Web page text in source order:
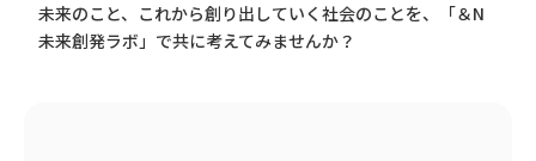
未来のこと、これから創り出していく社会のことを、「＆N
未来創発ラボ」で共に考えてみませんか？